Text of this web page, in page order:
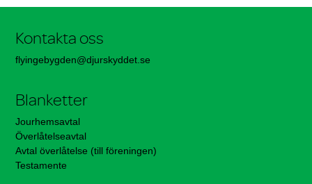
Kontakta oss
flyingebygden@djurskyddet.se
Blanketter
Jourhemsavtal
Överlåtelseavtal
Avtal överlåtelse (till föreningen)
Testamente